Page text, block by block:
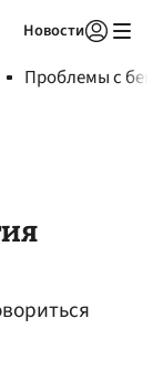
Новости
Проблемы с